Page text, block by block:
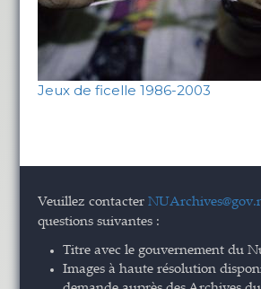
Jeux de ficelle 1986-2003
Veuillez contacter
questions suivantes :
Titre avec le gouvernement du
Images à haute résolution